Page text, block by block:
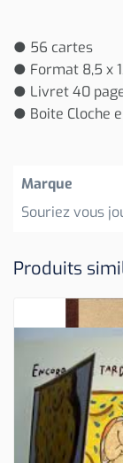
● 56 cartes
● Format 8,5 x
● Livret 40
● Boite Cloche
Marque
Souriez vous
Produits